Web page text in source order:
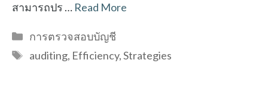
สามารถปร … Read More
Categories
การตรวจสอบบัญชี
Tags
auditing, Efficiency,Strategies